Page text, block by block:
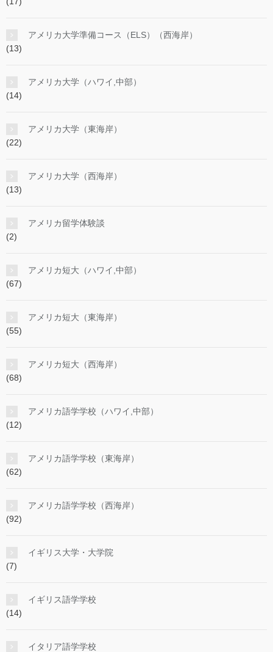
アメリカ大学準備コース（ELS）（西海岸）
(13)
アメリカ大学（ハワイ,中部）
(14)
アメリカ大学（東海岸）
(22)
アメリカ大学（西海岸）
(13)
アメリカ留学体験談
(2)
アメリカ短大（ハワイ,中部）
(67)
アメリカ短大（東海岸）
(55)
アメリカ短大（西海岸）
(68)
アメリカ語学学校（ハワイ,中部）
(12)
アメリカ語学学校（東海岸）
(62)
アメリカ語学学校（西海岸）
(92)
イギリス大学・大学院
(7)
イギリス語学学校
(14)
イタリア語学学校